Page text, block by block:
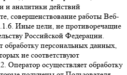
и аналитики действий
совершенствование работы Веб-
Иные цели, не противоречащие
Российской Федерации.
обработку персональных данных,
не соответствуют
Оператор осуществляет обработку